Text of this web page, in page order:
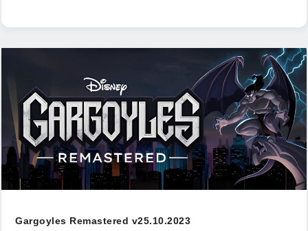
Gargoyles Remastered v25.10.2023